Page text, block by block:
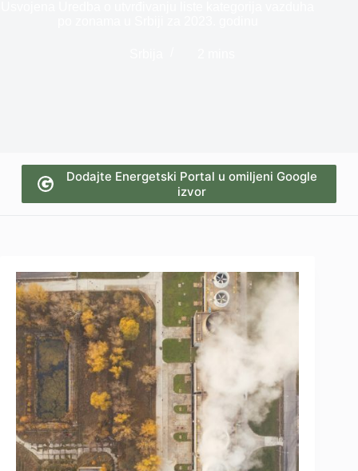
Dodajte Energetski Portal u omiljeni Google
izvor